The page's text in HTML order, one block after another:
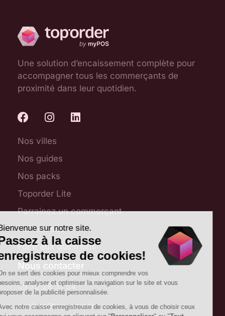
Une solution d’encaissement complète pour
accompagner tous les commerçants de
proximité dans leur quotidien.
Nos villes
Nos guides
Nos packs
Toporder Lite
Parrainez un commerçant
Plan du site
Foire aux questions
Nous contacter
09 75 28 31 54
contact@toporder.fr